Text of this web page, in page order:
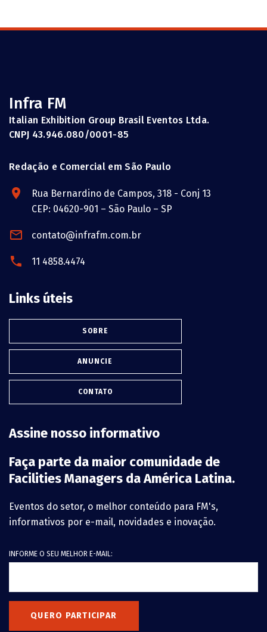
Infra FM
Italian Exhibition Group Brasil Eventos Ltda.
CNPJ 43.946.080/0001-85
Redação e Comercial em São Paulo
Rua Bernardino de Campos, 318 - Conj 13
CEP: 04620-901 – São Paulo – SP
contato@infrafm.com.br
11 4858.4474
Links úteis
SOBRE
ANUNCIE
CONTATO
Assine nosso informativo
Faça parte da maior comunidade de
Facilities Managers da América Latina.
Eventos do setor, o melhor conteúdo para FM's,
informativos por e-mail, novidades e inovação.
INFORME O SEU MELHOR E-MAIL:
QUERO PARTICIPAR